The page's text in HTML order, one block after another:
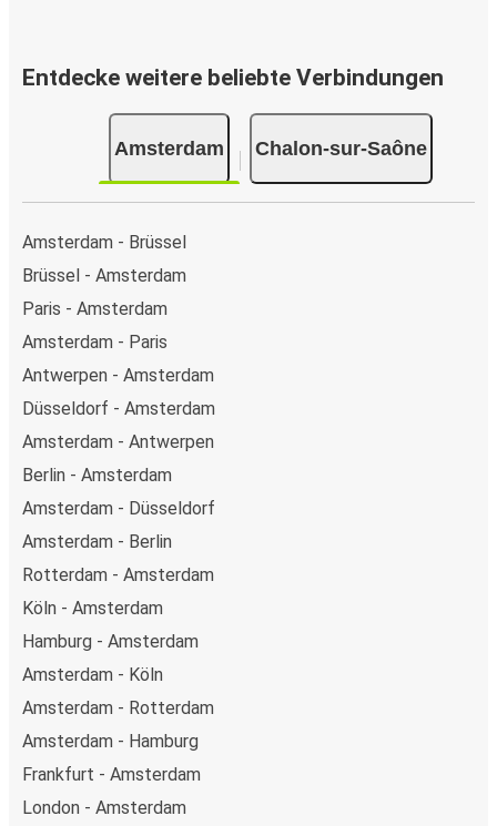
Entdecke weitere beliebte Verbindungen
Amsterdam Chalon-sur-Saône
Amsterdam - Brüssel
Brüssel - Amsterdam
Paris - Amsterdam
Amsterdam - Paris
Antwerpen - Amsterdam
Düsseldorf - Amsterdam
Amsterdam - Antwerpen
Berlin - Amsterdam
Amsterdam - Düsseldorf
Amsterdam - Berlin
Rotterdam - Amsterdam
Köln - Amsterdam
Hamburg - Amsterdam
Amsterdam - Köln
Amsterdam - Rotterdam
Amsterdam - Hamburg
Frankfurt - Amsterdam
London - Amsterdam